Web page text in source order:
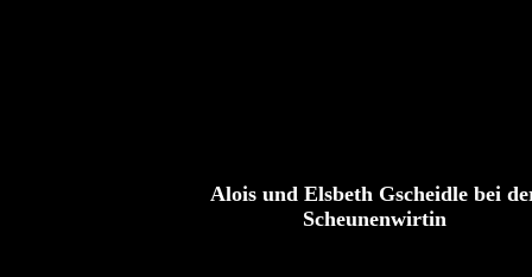
Alois und Elsbeth Gscheidle bei
Scheunenwirtin